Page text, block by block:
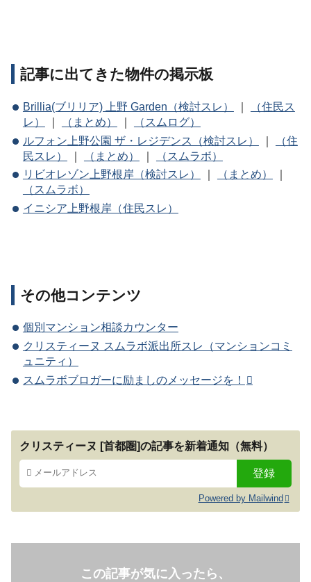
記事に出てきた物件の掲示板
Brillia(ブリリア) 上野 Garden（検討スレ） ｜
（住民ス
レ）
｜ （まとめ） ｜
（スムログ）
ルフォン上野公園 ザ・レジデンス（検討スレ）
｜
（住
民スレ）
｜ （まとめ） ｜
（スムラボ）
リビオレゾン上野根岸（検討スレ）
（まとめ）
（スムラボ）
イニシア上野根岸（住民スレ）
その他コンテンツ
個別マンション相談カウンター
クリスティーヌ スムラボ派出所スレ（マンションコミ
ュニティ）
スムラボブロガーに励ましのメッセージを！
クリスティーヌ [首都圏]の記事を新着通知（無料）
Powered by Mailwind
この記事が気に入ったら、